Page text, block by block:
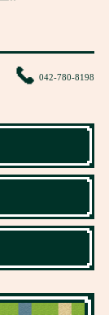
042-780-8198